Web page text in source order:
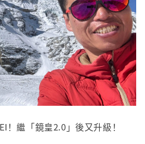
！繼「鏡皇2.0」後又升級！